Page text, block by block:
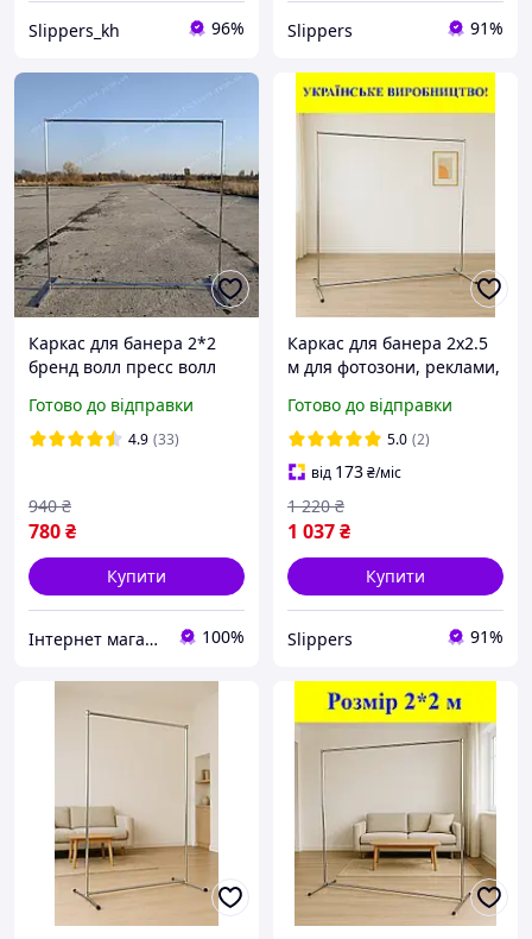
Slippers_kh 96% Slippers 91%
Каркас для банера 2*2
бренд волл пресс волл
каркас для фотозони
рекламний стенд
Готово до відправки
4.9 (33)
780₴
940 ₴
Купити
Інтернет магазин "Металеві конструкції" 100%
Каркас для банера 2x2.5
м для фотозони, реклами,
Готово до відправки
5.0 (2)
від 173₴/міс
1 037₴
1 220 ₴
Купити
Slippers 91%